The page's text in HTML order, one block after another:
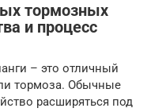
тормозных
и процесс
– это отличный
тормоза. Обычные
расширяться под